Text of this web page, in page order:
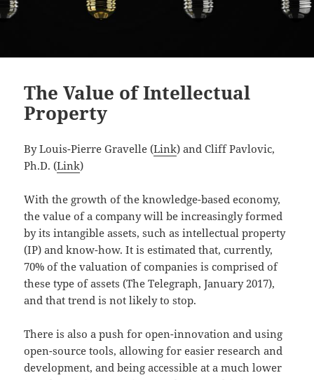
The Value of Intellectual
Property
By Louis-Pierre Gravelle (Link) and Cliff Pavlovic,
Ph.D. (Link)
With the growth of the knowledge-based economy,
the value of a company will be increasingly formed
by its intangible assets, such as intellectual property
(IP) and know-how. It is estimated that, currently,
70% of the valuation of companies is comprised of
these type of assets (The Telegraph, January 2017),
and that trend is not likely to stop.
There is also a push for open-innovation and using
open-source tools, allowing for easier research and
development, and being accessible at a much lower